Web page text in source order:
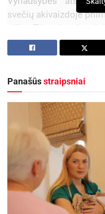
svečių akivaizdoje
pilies Trispalvę.
Papilės Simono
daugiausia
Niekas neatims iš
nusiteikimo.
didžiausia mūsų
girdėjome daug
nuostabą, kad savo
būdu. Gal mes ir
dalykiniuose
Papilės gimnazijos
daigą. Aš
Panašūsstraipsniai